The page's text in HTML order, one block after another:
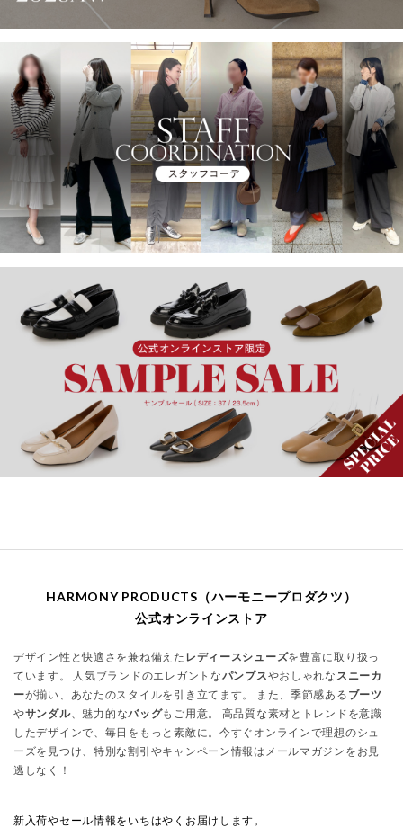
HARMONY PRODUCTS（ハーモニープロダクツ）
公式オンラインストア
デザイン性と快適さを兼ね備えた レディースシューズを豊富に取り扱っ
ています。 人気ブランドのエレガントなパンプスやおしゃれな スニーカ
ーが揃い、あなたのスタイルを引き立てます。 また、季節感ある ブーツ
やサンダル、魅力的なバッグもご用意。 高品質な素材とトレンドを意識
したデザインで、毎日をもっと素敵に。今すぐオンラインで理想のシュ
ーズを見つけ、特別な割引やキャンペーン情報はメールマガジンをお見
逃しなく！
新入荷やセール情報をいちはやくお届けします。